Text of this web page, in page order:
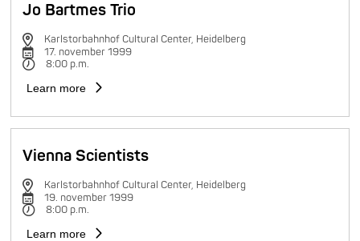
Jo Bartmes Trio
Karlstorbahnhof Cultural Center, Heidelberg
17. november 1999
8:00 p.m.
Learn more
Vienna Scientists
Karlstorbahnhof Cultural Center, Heidelberg
19. november 1999
8:00 p.m.
Learn more